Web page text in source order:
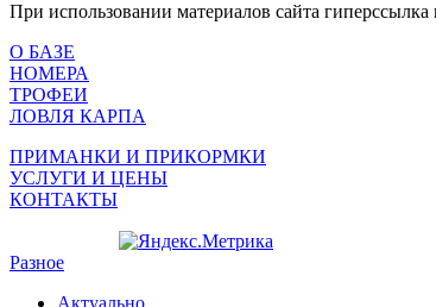
При использовании материалов сайта гиперссылка
О БАЗЕ
НОМЕРА
ТРОФЕИ
ЛОВЛЯ КАРПА
ПРИМАНКИ И ПРИКОРМКИ
УСЛУГИ И ЦЕНЫ
КОНТАКТЫ
Разное